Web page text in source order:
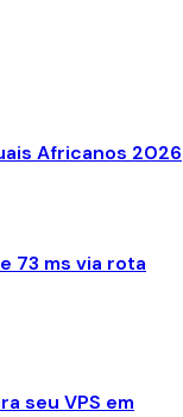
Africanos 2026
73 ms via rota
seu VPS em